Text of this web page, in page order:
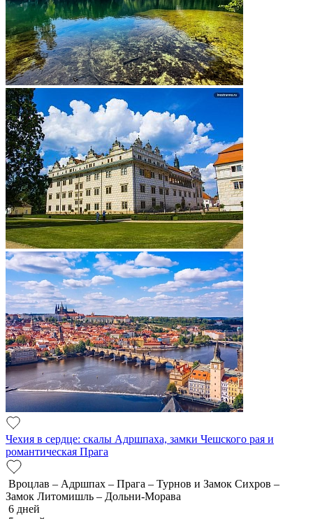
Чехия в сердце: скалы Адршпаха, замки Чешского рая и
романтическая Прага
Вроцлав – Адршпах – Прага – Турнов и Замок Сихров –
Замок Литомишль – Дольни-Морава
6 дней